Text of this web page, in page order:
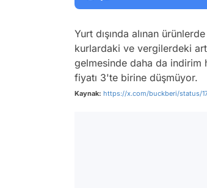
Yurt dışında alınan
kurlardaki ve vergilerdeki
gelmesinde daha da indirim
fiyatı 3'te birine düşmüyor.
Kaynak: https://x.com/buckberi/status/